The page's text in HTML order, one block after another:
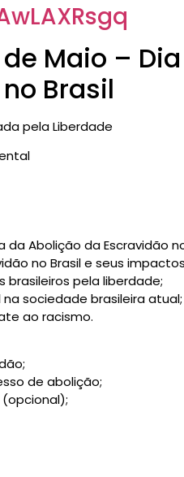
de Maio –
Brasil
pela Liberdade
Abolição da Escravidão
no Brasil e seus
pela liberdade;
sociedade brasileira atual;
ao racismo.
de abolição;